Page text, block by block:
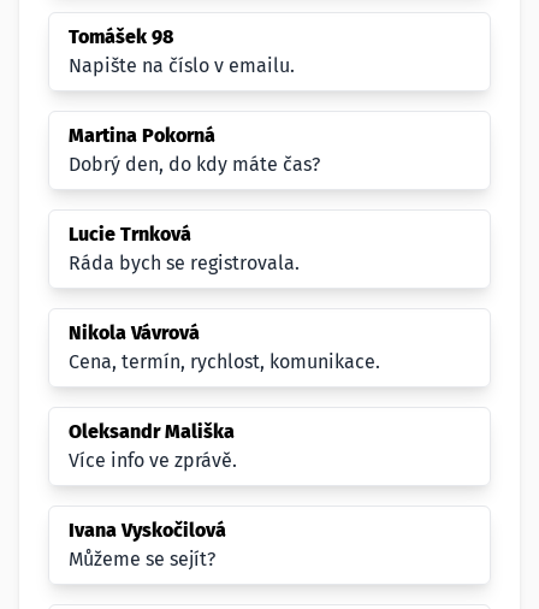
Tomášek 98
Napište na číslo v emailu.
Martina Pokorná
Dobrý den, do kdy máte čas?
Lucie Trnková
Ráda bych se registrovala.
Nikola Vávrová
Cena, termín, rychlost, komunikace.
Oleksandr Mališka
Více info ve zprávě.
Ivana Vyskočilová
Můžeme se sejít?